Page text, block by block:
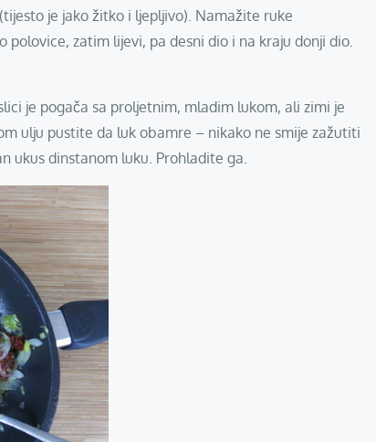
je jako žitko i ljepljivo). Namažite ruke
zatim lijevi, pa desni dio i na kraju donji dio.
je pogača sa proljetnim, mladim lukom, ali zimi je
ulju pustite da luk obamre – nikako ne smije zažutiti
ukus dinstanom luku. Prohladite ga.